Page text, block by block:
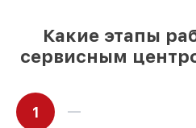
Какие этапы
сервисным
1